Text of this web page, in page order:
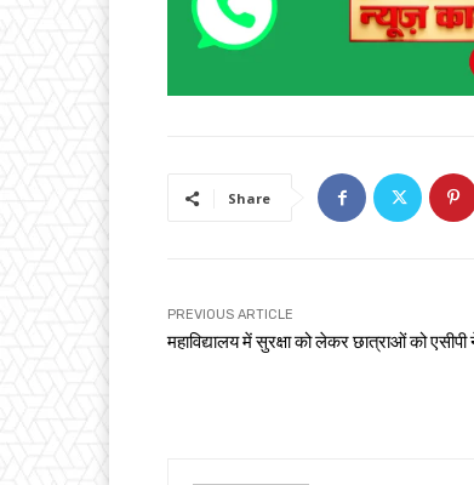
Share
PREVIOUS ARTICLE
महाविद्यालय में सुरक्षा को लेकर छात्राओं को